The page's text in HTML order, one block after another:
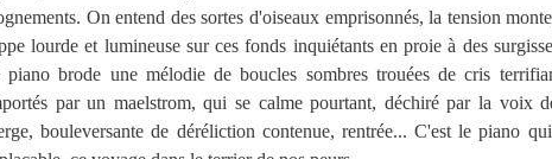
On entend des sortes d'oiseaux emprisonnés, la tension
lourde et lumineuse sur ces fonds inquiétants en proie à des
piano brode une mélodie de boucles sombres trouées de cris
par un maelstrom, qui se calme pourtant, déchiré par la voix
bouleversante de déréliction contenue, rentrée... C'est le piano